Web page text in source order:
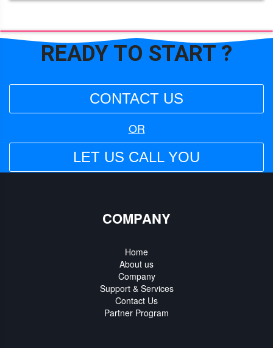
READY TO START ?
CONTACT US
OR
LET US CALL YOU
COMPANY
Home
About us
Company
Support & Services
Contact Us
Partner Program